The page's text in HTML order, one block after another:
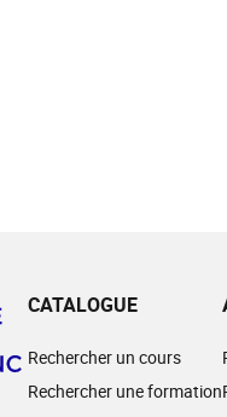
CATALOGUE
Rechercher un cours
Rechercher une formation